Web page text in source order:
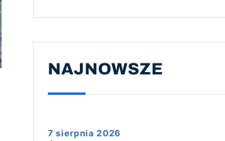
NAJNOWSZE
7 sierpnia 2026